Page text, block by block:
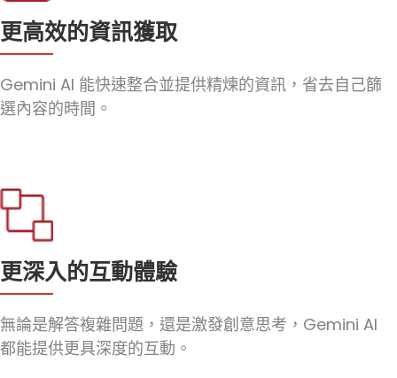
更高效的資訊獲取
Gemini AI 能快速整合並提供精煉的資訊，省去自己篩
選內容的時間。
更深入的互動體驗
無論是解答複雜問題，還是激發創意思考，Gemini AI
都能提供更具深度的互動。